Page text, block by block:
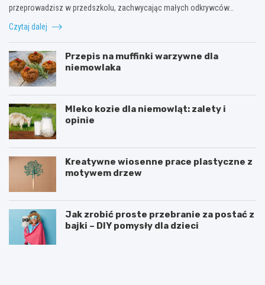
przeprowadzisz w przedszkolu, zachwycając małych odkrywców…
Czytaj dalej
Przepis na muffinki warzywne dla
niemowlaka
Mleko kozie dla niemowląt: zalety i
opinie
Kreatywne wiosenne prace plastyczne z
motywem drzew
Jak zrobić proste przebranie za postać z
bajki – DIY pomysły dla dzieci
T
D